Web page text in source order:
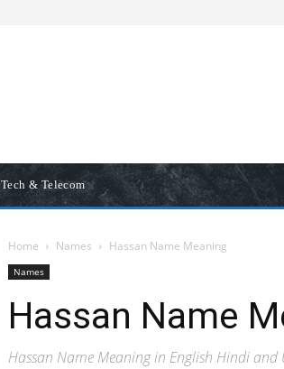
Tech & Telecom
Home Names Hassan Name Meaning
Names
Hassan Name
Hassan Name Meaning in English Hindi and